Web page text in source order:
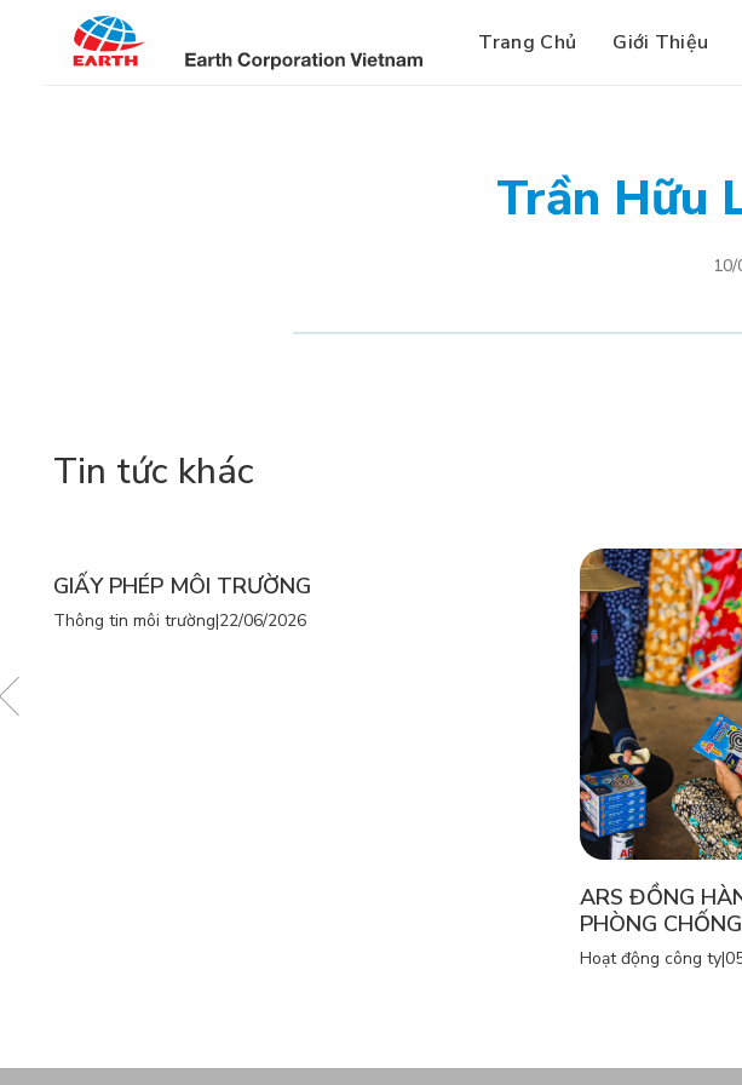
Trang Chủ Giới Thiệu
Trần Hữu
Tin tức khác
GIẤY PHÉP MÔI TRƯỜNG
Thông tin môi trường|22/06/2026
ARS ĐỒNG
PHÒNG
Hoạt động công ty|